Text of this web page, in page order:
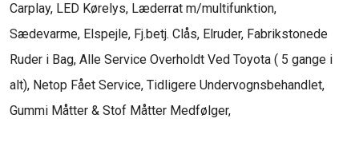
Carplay, LED Kørelys, Læderrat m/multifunktion,
Sædevarme, Elspejle, Fj.betj. Clås, Elruder, Fabrikstonede
Ruder i Bag, Alle Service Overholdt Ved Toyota ( 5 gange i
alt), Netop Fået Service, Tidligere Undervognsbehandlet,
Gummi Måtter & Stof Måtter Medfølger,